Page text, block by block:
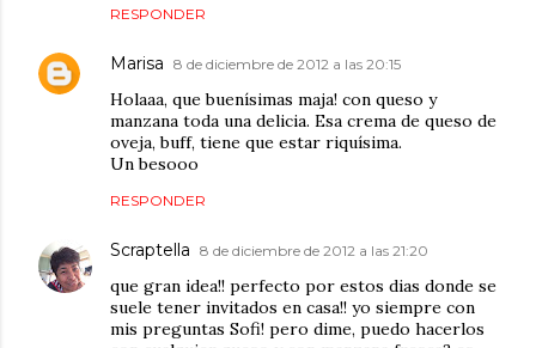
RESPONDER
Marisa 8 de diciembre de 2012 a las 20:15
Holaaa, que buenísimas maja! con queso y
manzana toda una delicia. Esa crema de queso de
oveja, buff, tiene que estar riquísima.
Un besooo
RESPONDER
Scraptella 8 de diciembre de 2012 a las 21:20
que gran idea!! perfecto por estos dias donde se
suele tener invitados en casa!! yo siempre con
mis preguntas Sofi! pero dime, puedo hacerlos